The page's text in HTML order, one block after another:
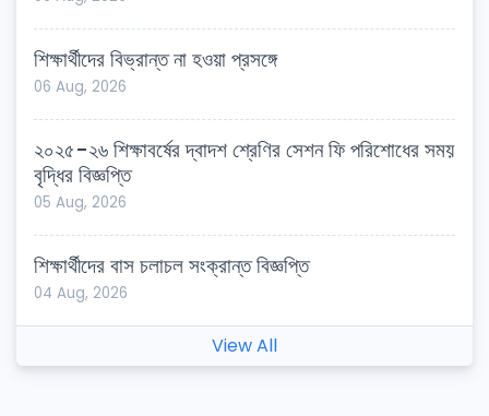
শিক্ষার্থীদের বিভ্রান্ত না হওয়া প্রসঙ্গে
06 Aug, 2026
২০২৫-২৬ শিক্ষাবর্ষের দ্বাদশ শ্রেণির সেশন ফি পরিশোধের সময়
বৃদ্ধির বিজ্ঞপ্তি
05 Aug, 2026
শিক্ষার্থীদের বাস চলাচল সংক্রান্ত বিজ্ঞপ্তি
04 Aug, 2026
View All